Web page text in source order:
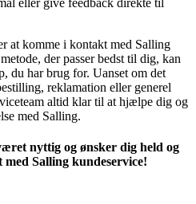
eller give feedback direkte til
at komme i kontakt med Salling
der passer bedst til dig, kan
du har brug for. Uanset om det
reklamation eller generel
altid klar til at hjælpe dig og
med Salling.
nyttig og ønsker dig held og
Salling kundeservice!